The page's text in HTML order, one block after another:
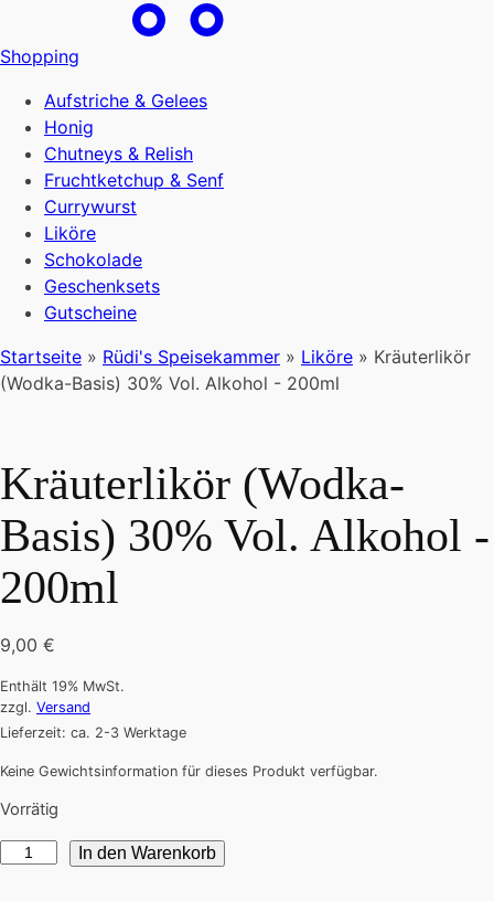
Shopping
Aufstriche & Gelees
Honig
Chutneys & Relish
Fruchtketchup & Senf
Currywurst
Liköre
Schokolade
Geschenksets
Gutscheine
Startseite » Rüdi's Speisekammer » Liköre » Kräuterlikör
(Wodka-Basis) 30% Vol. Alkohol - 200ml
Kräuterlikör (Wodka-
Basis) 30% Vol. Alkohol -
200ml
9,00 €
Enthält 19% MwSt.
zzgl. Versand
Lieferzeit: ca. 2-3 Werktage
Keine Gewichtsinformation für dieses Produkt verfügbar.
Vorrätig
KräuterlikörIn den Warenkorb